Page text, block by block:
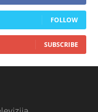
FOLLOW
SUBSCRIBE